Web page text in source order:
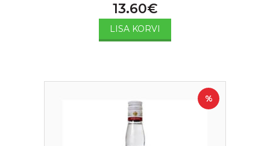
13.60€
LISA KORVI
%